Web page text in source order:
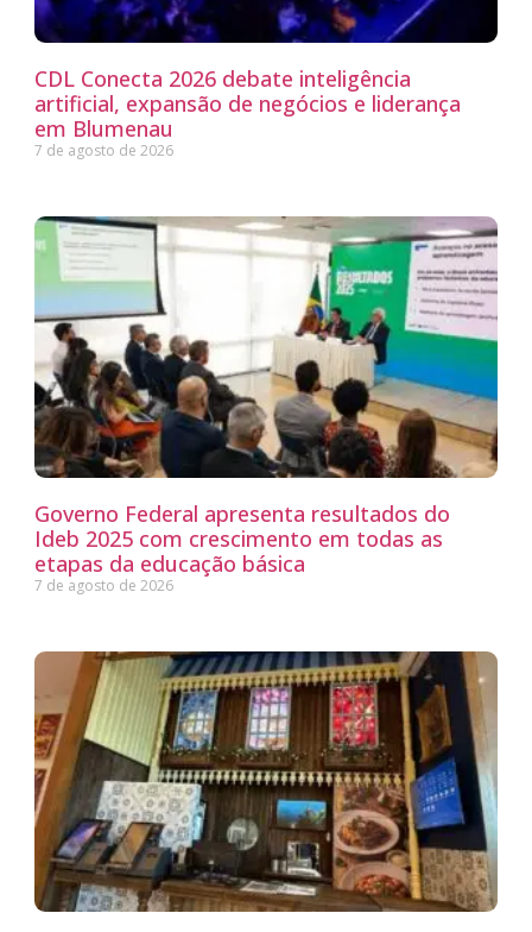
CDL Conecta 2026 debate inteligência
artificial, expansão de negócios e liderança
em Blumenau
7 de agosto de 2026
Governo Federal apresenta resultados do
Ideb 2025 com crescimento em todas as
etapas da educação básica
7 de agosto de 2026